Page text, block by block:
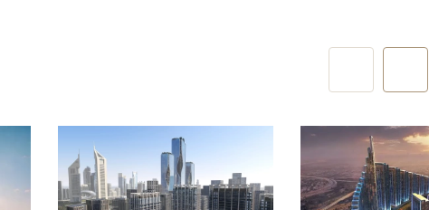
на свежем воздухе, а наличие пляжа и бассейна
работ после передачи объекта и упростить
Max расположена в 7,9 км: это стоит